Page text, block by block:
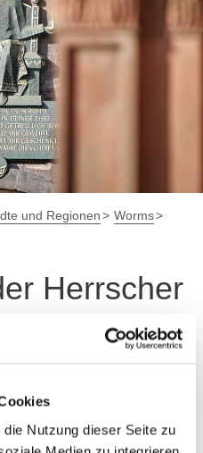
Nutzung dieser Seite zu
Service
Karte
und Regionen
Worms
Herrscher
Herrscher lassen sich
nicht belegt oder in
unklar. Während einige